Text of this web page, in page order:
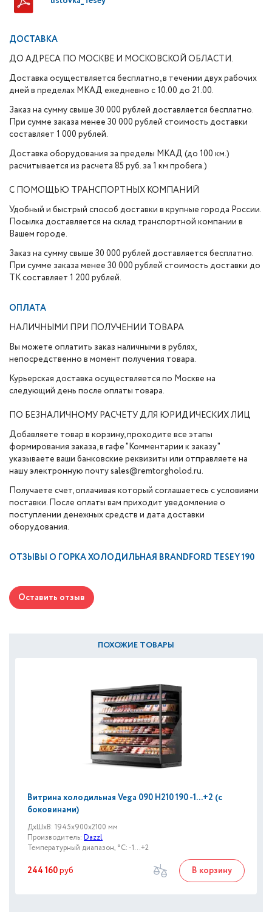
ДОСТАВКА
ДО АДРЕСА ПО МОСКВЕ И МОСКОВСКОЙ ОБЛАСТИ.
Доставка осуществляется бесплатно, в течении двух рабочих
дней в пределах МКАД ежедневно с 10.00 до 21.00.
Заказ на сумму свыше 30 000 рублей доставляется бесплатно.
При сумме заказа менее 30 000 рублей стоимость доставки
составляет 1 000 рублей.
Доставка оборудования за пределы МКАД (до 100 км.)
расчитывается из расчета 85 руб. за 1 км пробега.)
С ПОМОЩЬЮ ТРАНСПОРТНЫХ КОМПАНИЙ
Удобный и быстрый способ доставки в крупные города России.
Посылка доставляется на склад транспортной компании в
Вашем городе.
Заказ на сумму свыше 30 000 рублей доставляется бесплатно.
При сумме заказа менее 30 000 рублей стоимость доставки до
ТК составляет 1 200 рублей.
ОПЛАТА
НАЛИЧНЫМИ ПРИ ПОЛУЧЕНИИ ТОВАРА
Вы можете оплатить заказ наличными в рублях,
непосредственно в момент получения товара.
Курьерская доставка осуществляется по Москве на
следующий день после оплаты товара.
ПО БЕЗНАЛИЧНОМУ РАСЧЕТУ ДЛЯ ЮРИДИЧЕСКИХ ЛИЦ
Добавляете товар в корзину, проходите все этапы
формирования заказа, в гафе "Комментарии к заказу"
указываете ваши банковские реквизиты или отправляете на
нашу электронную почту sales@remtorgholod.ru.
Получаете счет, оплачивая который соглашаетесь с условиями
поставки. После оплаты вам приходит уведомление о
поступлении денежных средств и дата доставки
оборудования.
ОТЗЫВЫ О ГОРКА ХОЛОДИЛЬНАЯ BRANDFORD TESEY 190
Оставить отзыв
ПОХОЖИЕ ТОВАРЫ
Витрина холодильная Vega 090 H210 190 -1...+2 (с
боковинами)
ДxШxВ: 1945x900x2100 мм
Производитель: Dazzl
Температурный диапазон, °C: -1...+2
244 160руб В корзину